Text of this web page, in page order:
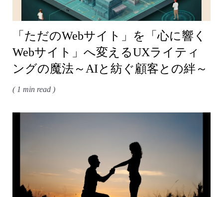
「ただのWebサイト」を「心に響く
Webサイト」へ変えるUXライティ
ングの魔法～AIと紡ぐ顧客との絆～
( 1 min read )